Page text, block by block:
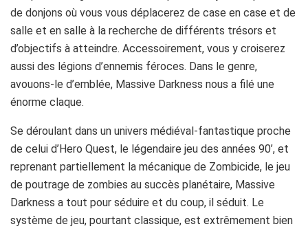
énorme claque.
Se déroulant dans un univers médiéval-fantastique proche
de celui d’Hero Quest, le légendaire jeu des années 90’, et
reprenant partiellement la mécanique de Zombicide, le jeu
de poutrage de zombies au succès planétaire, Massive
Darkness a tout pour séduire et du coup, il séduit. Le
système de jeu, pourtant classique, est extrêmement bien
équilibré et améliore même certains aspects qui pouvaient
faire grincer des dents dans Zombicide. Ainsi, exit les
hordes de monstres qui apparaissent à chaque tour de jeu à
des endroits précis du plateau. Dans Massive Darkness, les
ennemis n’apparaissent que quand vous enfoncez une porte